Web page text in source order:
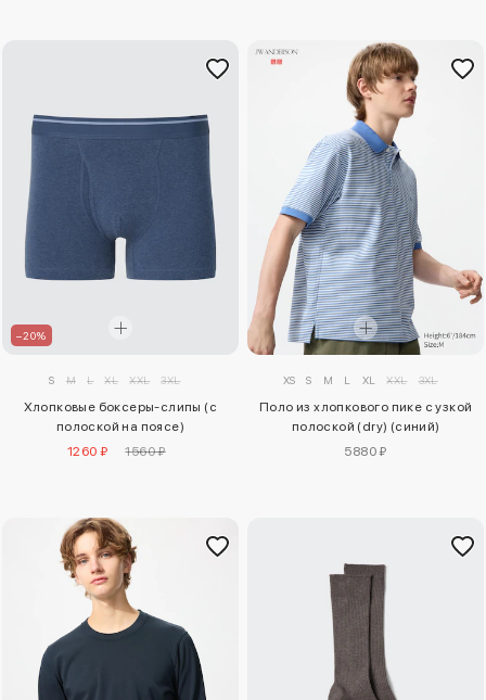
–20%
S M L XL XXL 3XL
Хлопковые боксеры-слипы (с
полоской на поясе)
1260 ₽
1560 ₽
XS S M L XL XXL 3XL
Поло из хлопкового пике с узкой
полоской (dry) (синий)
5880 ₽